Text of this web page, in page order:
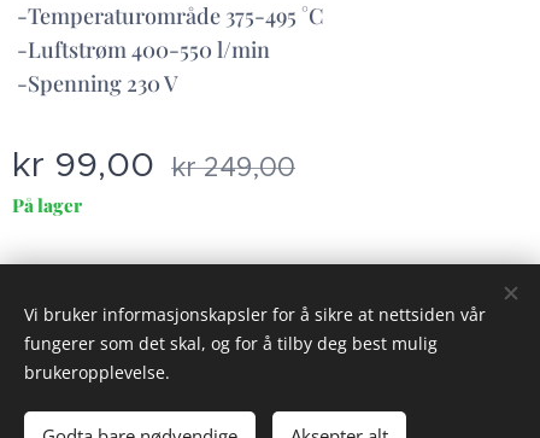
-Temperaturområde 375-495 °C
-Luftstrøm 400-550 l/min
-Spenning 230 V
kr 99,00 kr249,00
På lager
© 2023 Alle rettigheter på dette nettstedet forbeholdt Gauldal Utleie
AS
Vilkår og betingelser
Informasjonskapsler
Vi bruker informasjonskapsler for å sikre at nettsiden vår
fungerer som det skal, og for å tilby deg best mulig
brukeropplevelse.